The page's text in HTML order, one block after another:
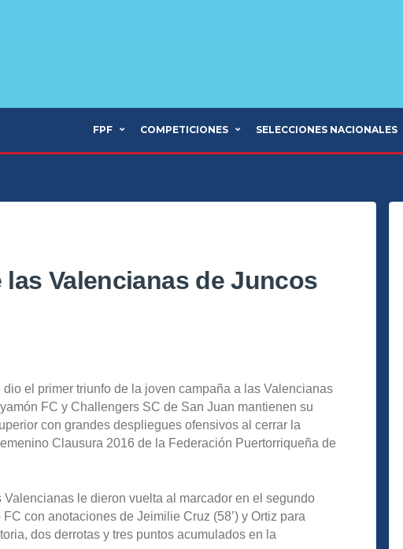
FPF COMPETICIONES SELECCIONES NACIONALES
Valencianas de Juncos
el primer triunfo de la joven campaña a las Valencianas
FC y Challengers SC de San Juan mantienen su
con grandes despliegues ofensivos al cerrar la
Clausura 2016 de la Federación Puertorriqueña de
le dieron vuelta al marcador en el segundo
con anotaciones de Jeimilie Cruz (58’) y Ortiz para
dos derrotas y tres puntos acumulados en la